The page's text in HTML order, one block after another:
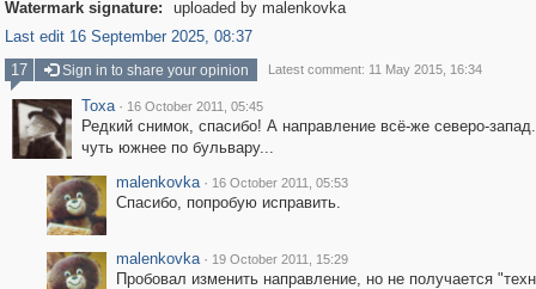
Watermark signature:
uploaded by malenkovka
Last edit 16 September 2025, 08:37
17
Sign in to share your opinion Latest comment: 11 May 2015, 16:34
Toxa · 16 October 2011, 05:45
Редкий снимок, спасибо! А направление всё-же северо-
чуть южнее по бульвару...
malenkovka · 16 October 2011, 05:53
Спасибо, попробую исправить.
malenkovka · 19 October 2011, 15:29
Пробовал изменить направление, но не получается